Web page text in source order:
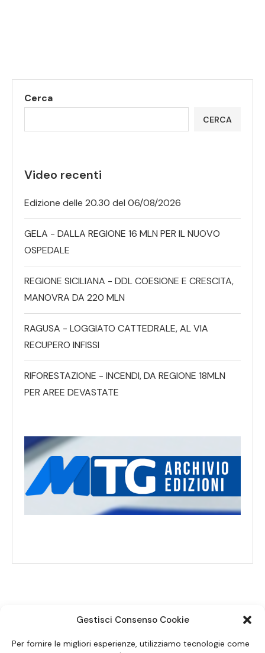
Gestisci Consenso Cookie
Per fornire le migliori esperienze, utilizziamo tecnologie come
Cerca
CERCA
Video recenti
Edizione delle 20.30 del 06/08/2026
GELA - DALLA REGIONE 16 MLN PER IL NUOVO
OSPEDALE
REGIONE SICILIANA - DDL COESIONE E CRESCITA,
MANOVRA DA 220 MLN
RAGUSA - LOGGIATO CATTEDRALE, AL VIA
RECUPERO INFISSI
RIFORESTAZIONE - INCENDI, DA REGIONE 18MLN
PER AREE DEVASTATE
SEGUICI SUI SOCIAL